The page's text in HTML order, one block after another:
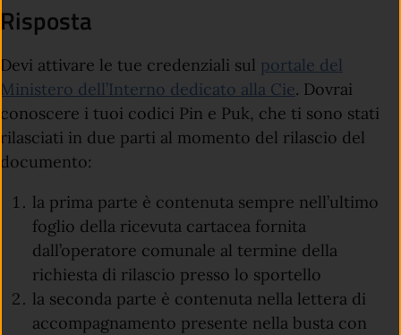
Risposta
Devi attivare le tue credenziali sul portale del
Ministero dell’Interno dedicato alla Cie. Dovrai
conoscere i tuoi codici Pin e Puk, che ti sono stati
rilasciati in due parti al momento del rilascio del
documento:
la prima parte è contenuta sempre nell’ultimo
foglio della ricevuta cartacea fornita
dall’operatore comunale al termine della
richiesta di rilascio presso lo sportello
la seconda parte è contenuta nella lettera di
accompagnamento presente nella busta con